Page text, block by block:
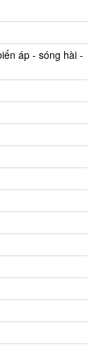
áp - sóng hài -